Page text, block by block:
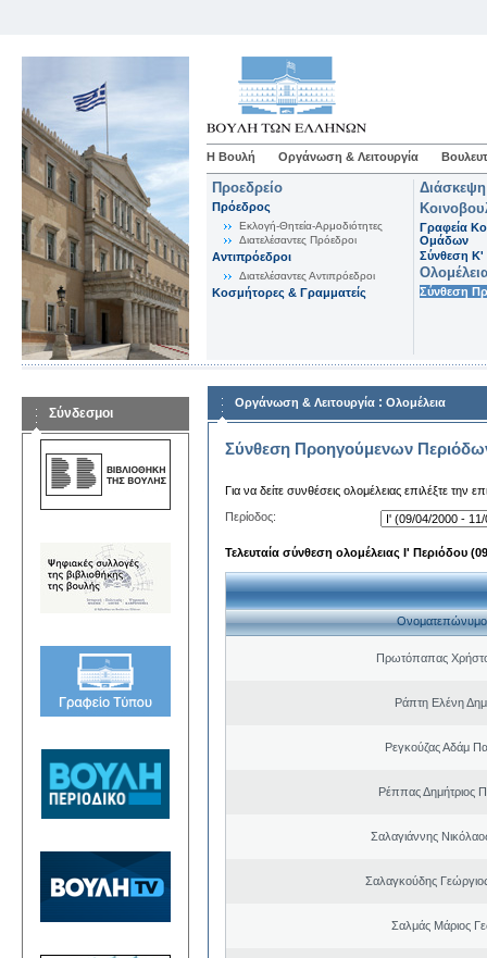
Η Βουλή Οργάνωση & Λειτουργία
Προεδρείο
Πρόεδρος
Εκλογή-Θητεία-Αρμοδιότητες
Διατελέσαντες Πρόεδροι
Αντιπρόεδροι
Διατελέσαντες Αντιπρόεδροι
Κοσμήτορες & Γραμματείς
Γραφεία
Ομάδων
Σύνθεση K'
Σύνθεση
Σύνδεσμοι
Οργάνωση & Λειτουργία : Ολομέλεια
Σύνθεση Προηγούμενων
Για να δείτε συνθέσεις ολομέλειας επιλέξτε την
Περίοδος:
Τελευταία σύνθεση ολομέλειας Ι' Περιόδου
Ονοματεπώνυμο
Πρωτόπαπας
Ράπτη Ελένη
Ρεγκούζας Αδάμ
Ρέππας Δημήτριος
Σαλαγιάννης
Σαλαγκούδης
Σαλμάς Μάριος